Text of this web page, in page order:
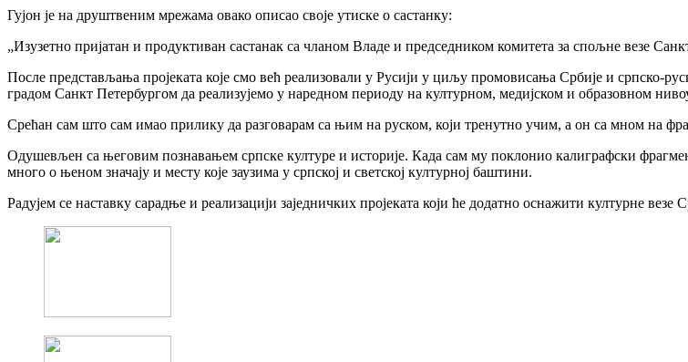
Гујон је на друштвеним мрежама овако описао своје утиске о састанку:
„Изузетно пријатан и продуктиван састанак са чланом Владе и председником комитета за спољне везе
После представљања пројеката које смо већ реализовали у Русији у циљу промовисања Србије и српско-
градом Санкт Петербургом да реализујемо у наредном периоду на културном, медијском и образовном
Срећан сам што сам имао прилику да разговарам са њим на руском, који тренутно учим, а он са мном на
Одушевљен са његовим познавањем српске културе и историје. Када сам му поклонио калиграфски
много о њеном значају и месту које заузима у српској и светској културној баштини.
Радујем се наставку сарадње и реализацији заједничких пројеката који ће додатно оснажити културне везе